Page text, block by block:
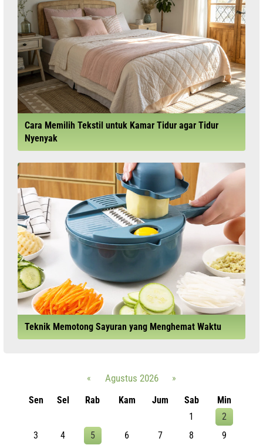
Cara Memilih Tekstil untuk Kamar Tidur agar Tidur
Nyenyak
Teknik Memotong Sayuran yang Menghemat Waktu
« Agustus 2026
»
Sen
Sel Rab Kam Jum Sab
Min
1
2
3
4 5 6 7 8
9